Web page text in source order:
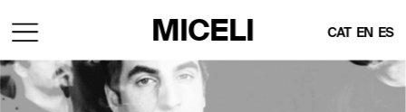
MICELI CAT EN ES